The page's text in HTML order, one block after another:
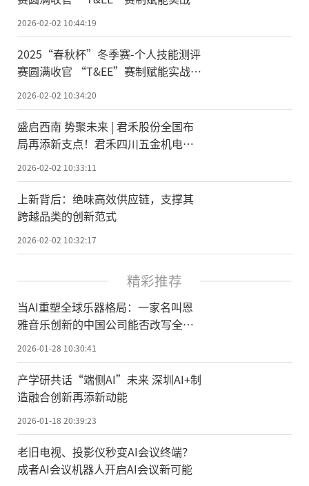
才选拔
2026-02-02 10:44:19
2025“春秋杯”冬季赛-个人技能测评
赛圆满收官 “T&EE”赛制赋能实战人
才选拔
2026-02-02 10:34:20
盛启西南 势聚未来 | 君禾股份全国布
局再添新支点！君禾四川五金机电仓
2026-02-02 10:33:11
上新背后：绝味高效供应链，支撑其
跨越品类的创新范式
2026-02-02 10:32:17
精彩推荐
当AI重塑全球乐器格局：一家名叫恩
雅音乐创新的中国公司能否改写全球
乐器创新史？
2026-01-28 10:30:41
产学研共话“端侧AI”未来 深圳AI+制
造融合创新再添新动能
2026-01-18 20:39:23
老旧电视、投影仪秒变AI会议终端？
成者AI会议机器人开启AI会议新可能